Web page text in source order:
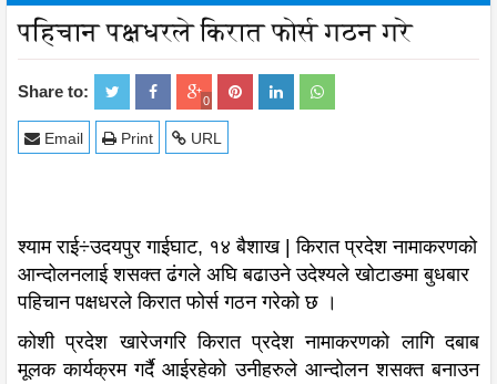
पहिचान पक्षधरले किरात फोर्स गठन गरे
Share to: 0
URL
Print
Email
श्याम राई÷उदयपुर गाईघाट, १४ बैशाख | किरात प्रदेश नामाकरणको
आन्दोलनलाई शसक्त ढंगले अघि बढाउने उदेश्यले खोटाङमा बुधबार
पहिचान पक्षधरले किरात फोर्स गठन गरेको छ ।
कोशी प्रदेश खारेजगरि किरात प्रदेश नामाकरणको लागि दबाब
मूलक कार्यक्रम गर्दै आईरहेको उनीहरुले आन्दोलन शसक्त बनाउन